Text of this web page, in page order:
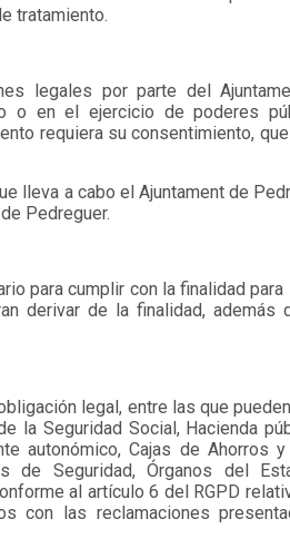
tratamiento.
legales por parte del
o en el ejercicio de poderes
requiera su consentimiento,
lleva a cabo el Ajuntament de
Pedreguer.
para cumplir con la finalidad para
derivar de la finalidad, además
legal, entre las que
la Seguridad Social, Hacienda
autonómico, Cajas de Ahorros y
de Seguridad, Órganos del
al artículo 6 del RGPD
con las reclamaciones